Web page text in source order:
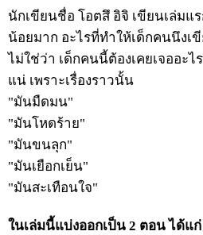
นักเขียนชื่อ โอตสึ อิจิ เขียนเล่มแ
น้อยมาก อะไรที่ทำให้เด็กคนนึงเ
ไม่ใช่ว่า เด็กคนนี้ต้องเคยเจออะ
แน่ เพราะเรื่องราวนั้น
"มันมืดมน"
"มันโหดร้าย"
"มันขนลุก"
"มันเยือกเย็น"
"มันสะเทือนใจ"
ในเล่มนี้แบ่งออกเป็น 2 ตอน ได้แก่